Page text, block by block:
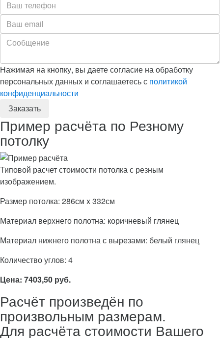
Нажимая на кнопку, вы даете согласие на обработку
персональных данных и соглашаетесь с политикой
конфиденциальности
Пример расчёта по Резному
потолку
Типовой расчет стоимости потолка с резным
изображением.
Размер потолка: 286см x 332см
Материал верхнего полотна: коричневый глянец
Материал нижнего полотна с вырезами: белый глянец
Количество углов: 4
Цена: 7403,50 руб.
Расчёт произведён по
произвольным размерам.
Для расчёта стоимости Вашего